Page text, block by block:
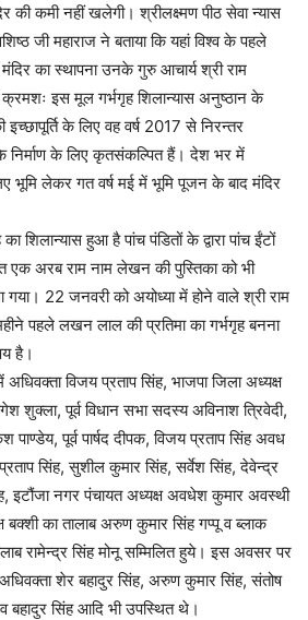
की कमी नहीं खलेगी। श्रीलक्ष्मण पीठ सेवा न्यास
जी महाराज ने बताया कि यहां विश्व के पहले
मंदिर का स्थापना उनके गुरु आचार्य श्री राम
क्रमशः इस मूल गर्भगृह शिलान्यास अनुष्ठान के
के लिए वह वर्ष 2017 से निरन्तर
के लिए कृतसंकल्पित हैं। देश भर में
भूमि लेकर गत वर्ष मई में भूमि पूजन के बाद मंदिर
हुआ है पांच पंडितों के द्वारा पांच ईंटों
एक अरब राम नाम लेखन की पुस्तिका को भी
गया। 22 जनवरी को अयोध्या में होने वाले श्री राम
पहले लखन लाल की प्रतिमा का गर्भगृह बनना
है।
विजय प्रताप सिंह, भाजपा जिला अध्यक्ष
शुक्ला, पूर्व विधान सभा सदस्य अविनाश त्रिवेदी,
पाण्डेय, पूर्व पार्षद दीपक, विजय प्रताप सिंह अवध‌
सिंह, सुशील कुमार सिंह, सर्वेश सिंह, देवेन्द्र
इटौंजा नगर पंचायत अध्यक्ष अवधेश कुमार अवस्थी
बक्शी का तालाब अरुण कुमार सिंह गप्पू व ब्लाक
रामेन्द्र सिंह मोनू सम्मिलित हुये। इस अवसर पर
शेर बहादुर सिंह, अरुण कुमार सिंह, संतोष
बहादुर सिंह आदि भी उपस्थित थे।